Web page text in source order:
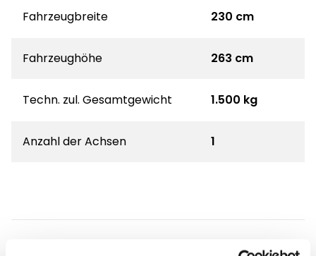
Fahrzeugbreite 230 cm
Fahrzeughöhe 263 cm
Techn. zul. Gesamtgewicht 1.500 kg
Anzahl der Achsen 1